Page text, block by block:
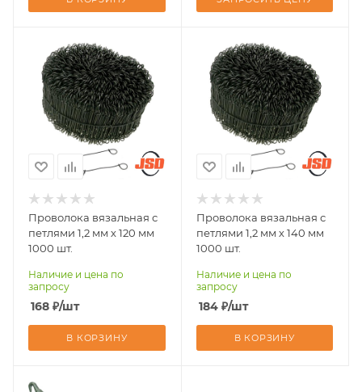
Диаметр проволоки,
Длина проволоки,
Проволока вязальная с
петлями 1,2 мм х 120 мм
1000 шт.
Наличие и цена по
запросу
168 ₽/шт
В КОРЗИНУ
Диаметр проволоки,
Длина проволоки,
Проволока вязальная с
петлями 1,2 мм х 140 мм
1000 шт.
Наличие и цена по
запросу
184₽/шт
В КОРЗИНУ